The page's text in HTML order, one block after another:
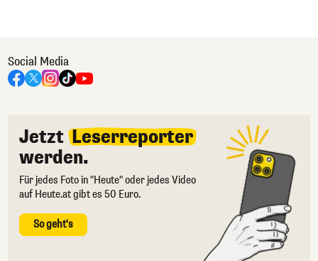
Social Media
Jetzt Leserreporter
werden.
Für jedes Foto in "Heute" oder jedes Video
auf Heute.at gibt es 50 Euro.
So geht's